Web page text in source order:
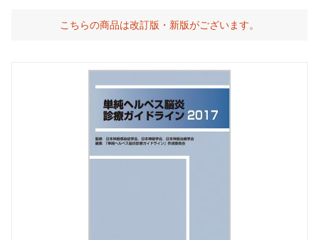
こちらの商品は改訂版・新版がございます。